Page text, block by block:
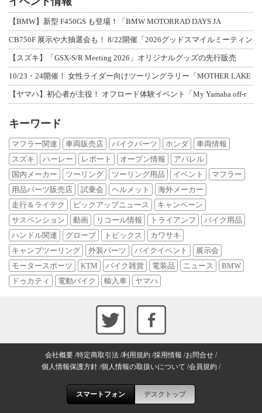
【BMW】新型 F450GS も登場！「BMW MOTORRAD DAYS JA
CB750F 展示や大抽選会も！ 8/22開催「2026グッドスマイルミーティン
【スズキ】「GSX-S/R Meeting 2026」オリジナルグッズの先行販売
10/23・24開催！ 女性ライダー向けツーリングラリー「MOTHER LAKE
【ヤマハ】初心者が主役！ オフロード体験イベント「My Yamaha off-r
キーワード
マフラー関連 車両販売店 バイクパーツ ホンダ
車両情報
スズキ
ハーレー レポート オープン情報
アパレル
国内メーカー
ツーリング ツーリング用品 イベント
マフラー
用品パーツ販売店
試乗会 ヘルメット
海外メーカー
走行＆ライテク
ピックアップニュース
キャンペーン
サスペンション
動画 リコール情報 トライアンフ
バイク用品
ハンドル関連
グローブ トピックス
カワサキ
キャンプツーリング
外装パーツ バイクイベント
展示会
モータースポーツ
KTM バイク雑貨 電装品 ニュース
BMW
ドゥカティ
電動バイク 輸入車 ヤマハ
会社概要 特定商取引法 利用規約 採用情報 お問合せ
個人情報保護方針 個人情報の取扱いについて 会員規約
スマートフォン デスクトップ